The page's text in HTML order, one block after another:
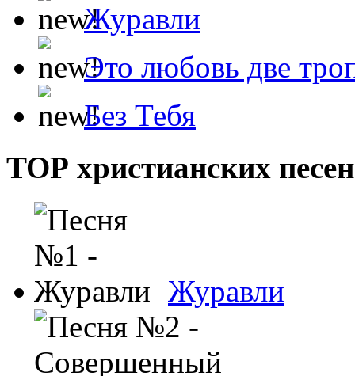
Журавли
Это любовь две
Без Тебя
ТОР христианских песен
Журавли